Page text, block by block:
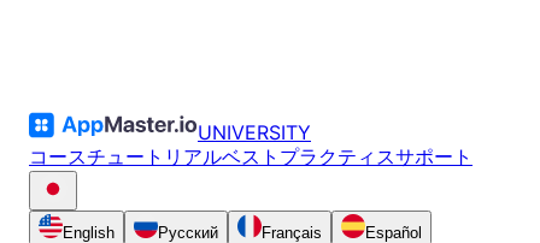
UNIVERSITY
コースチュートリアルベストプラクティスサポート
English Русский Français
Español